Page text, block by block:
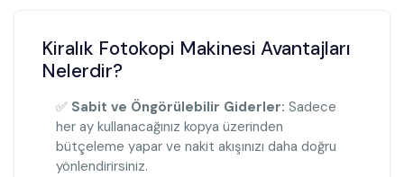
Kiralık Fotokopi Makinesi Avantajları
Nelerdir?
✅ Sabit ve Öngörülebilir Giderler: Sadece
her ay kullanacağınız kopya üzerinden
bütçeleme yapar ve nakit akışınızı daha doğru
yönlendirirsiniz.